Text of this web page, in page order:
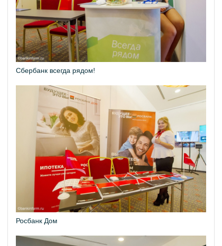
Сбербанк всегда рядом!
Росбанк Дом